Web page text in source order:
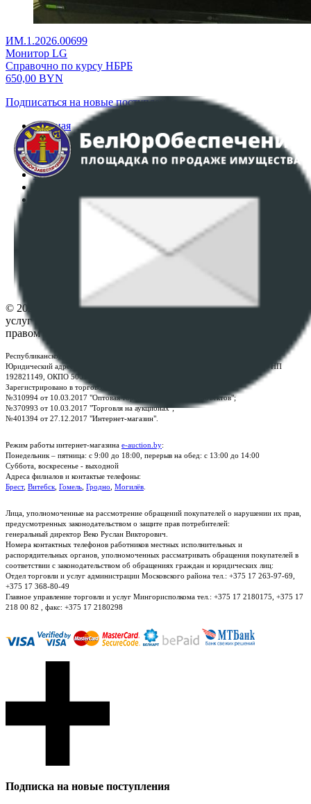
ИМ.1.2026.00699
Монитор LG
Справочно по курсу НБРБ
650,00 BYN
Подписаться на новые поступления
Главная
Аукционы
Интернет-магазин
Регламент организации и проведения торгов
Политика в отношении обработки персональных
ПОЛОЖЕНИЕ О ПОЛИТИКЕ ОБРАБОТКИ COOKIE-
Настройки cookie-файлов
© 2026 Республиканское унитарное предприятие по оказанию
услуг "БелЮрОбеспечение" - Все права защищены авторским
правом
Республиканское унитарное предприятие по оказанию услуг "БелЮрОбеспечение"
Юридический адрес: г. Минск, пр-т. Дзержинского, 1Б, e-mail:
, УНП
192821149, ОКПО 500111895000
Зарегистрировано в торговом реестре Республики Беларусь:
№310994 от 10.03.2017 "Оптовая торговля без торговых объектов";
№370993 от 10.03.2017 "Торговля на аукционах";
№401394 от 27.12.2017 "Интернет-магазин".
Режим работы интернет-магазина e-auction.by:
Понедельник – пятница: с 9:00 до 18:00, перерыв на обед: с 13:00 до 14:00
Суббота, воскресенье - выходной
Адреса филиалов и контактые телефоны:
Брест, Витебск Гомель Гродно Могилёв
Лица, уполномоченные на рассмотрение обращений покупателей о нарушении их прав,
предусмотренных законодательством о защите прав потребителей:
генеральный директор Веко Руслан Викторович.
Номера контактных телефонов работников местных исполнительных и
распорядительных органов, уполномоченных рассматривать обращения покупателей в
соответствии с законодательством об обращениях граждан и юридических лиц:
Отдел торговли и услуг администрации Московского района тел.: +375 17 263-97-69,
+375 17 368-80-49
Главное управление торговли и услуг Мингорисполкома тел.: +375 17 2180175, +375 17
218 00 82 , факс: +375 17 2180298
Подписка на новые поступления